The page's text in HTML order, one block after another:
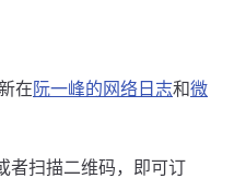
在阮一峰的网络日志和微
者扫描二维码，即可订